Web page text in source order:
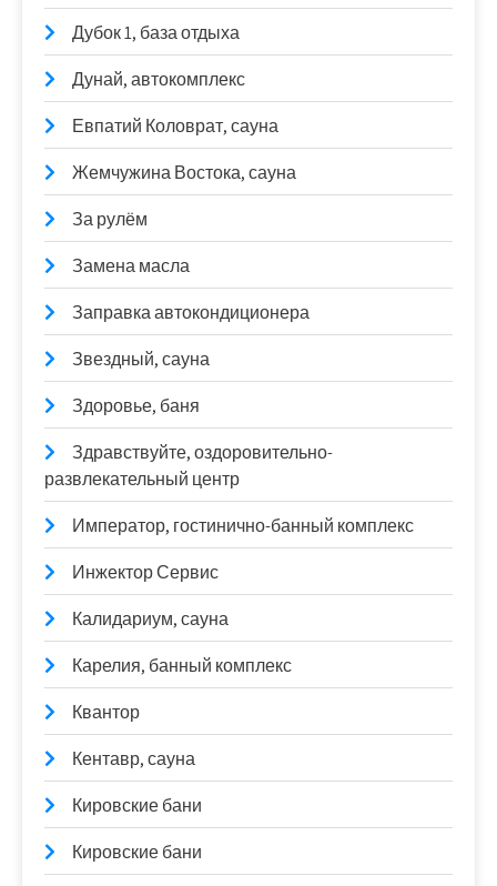
Дубок 1, база отдыха
Дунай, автокомплекс
Евпатий Коловрат, сауна
Жемчужина Востока, сауна
За рулём
Замена масла
Заправка автокондиционера
Звездный, сауна
Здоровье, баня
Здравствуйте, оздоровительно-
развлекательный центр
Император, гостинично-банный комплекс
Инжектор Сервис
Калидариум, сауна
Карелия, банный комплекс
Квантор
Кентавр, сауна
Кировские бани
Кировские бани